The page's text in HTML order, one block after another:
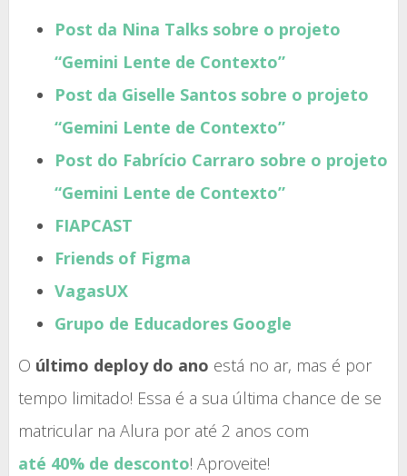
Post da Nina Talks sobre o projeto
“Gemini Lente de Contexto”
Post da Giselle Santos sobre o projeto
“Gemini Lente de Contexto”
Post do Fabrício Carraro sobre o projeto
“Gemini Lente de Contexto”
FIAPCAST
Friends of Figma
VagasUX
Grupo de Educadores Google
O último deploy do ano está no ar, mas é por
tempo limitado! Essa é a sua última chance de se
matricular na Alura por até 2 anos com
até 40% de desconto! Aproveite!